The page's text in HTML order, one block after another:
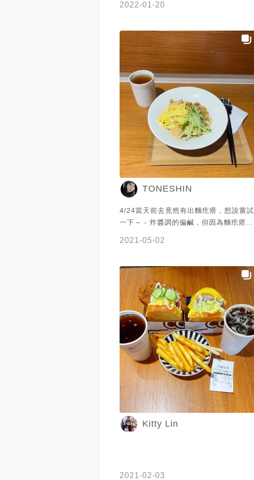
2022-01-20
TONESHIN
4/24當天前去竟然有出麵疙瘩，想說嘗試
一下～ - 炸醬調的偏鹹，但因為麵疙瘩的
眷村口味還是有一點距離，好吃但是沒有
2021-05-02
Kitty Lin
2021-02-03